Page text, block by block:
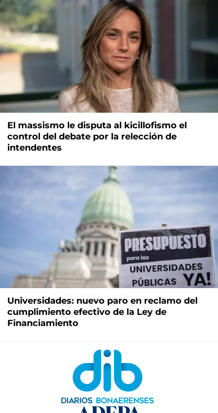
El massismo le disputa al kicillofismo el
control del debate por la relección de
intendentes
Universidades: nuevo paro en reclamo del
cumplimiento efectivo de la Ley de
Financiamiento